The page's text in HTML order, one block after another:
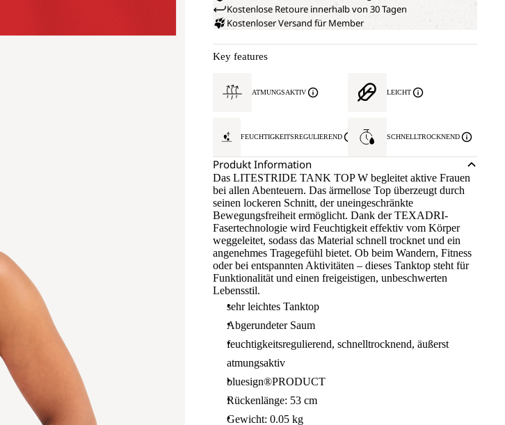
Kostenlose Retoure innerhalb von 30 Tagen
Kostenloser Versand für Member
Key features
ATMUNGSAKTIV LEICHT
FEUCHTIGKEITSREGULIEREND SCHNELLTROCKNEND
Produkt Information
Das LITESTRIDE TANK TOP W begleitet aktive Frauen
bei allen Abenteuern. Das ärmellose Top überzeugt durch
seinen lockeren Schnitt, der uneingeschränkte
Bewegungsfreiheit ermöglicht. Dank der TEXADRI-
Fasertechnologie wird Feuchtigkeit effektiv vom Körper
weggeleitet, sodass das Material schnell trocknet und ein
angenehmes Tragegefühl bietet. Ob beim Wandern, Fitness
oder bei entspannten Aktivitäten – dieses Tanktop steht für
Funktionalität und einen freigeistigen, unbeschwerten
Lebensstil.
sehr leichtes Tanktop
Abgerundeter Saum
feuchtigkeitsregulierend, schnelltrocknend, äußerst
atmungsaktiv
bluesign®PRODUCT
Rückenlänge: 53 cm
Gewicht: 0.05 kg